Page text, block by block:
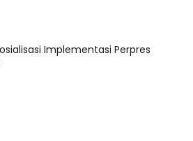
Implementasi Perpres